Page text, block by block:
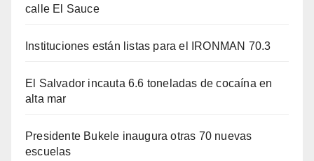
calle El Sauce
Instituciones están listas para el IRONMAN 70.3
El Salvador incauta 6.6 toneladas de cocaína en
alta mar
Presidente Bukele inaugura otras 70 nuevas
escuelas